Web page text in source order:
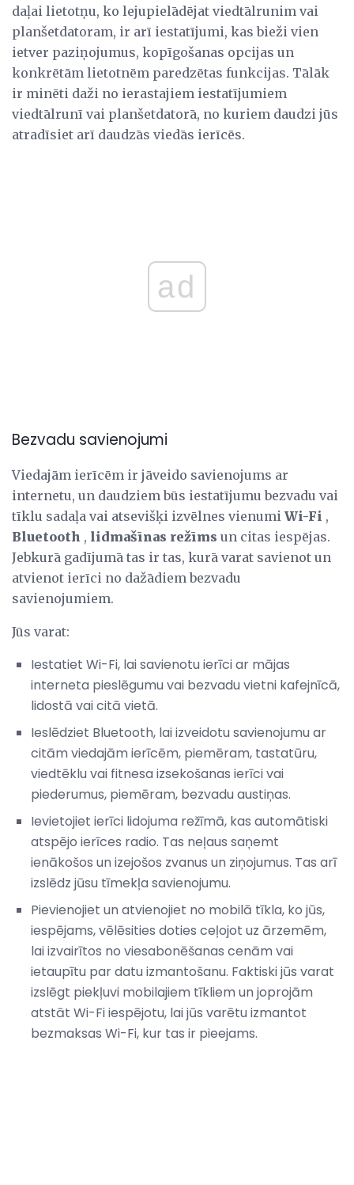
daļai lietotņu, ko lejupielādējat viedtālrunim vai
planšetdatoram, ir arī iestatījumi, kas bieži vien
ietver paziņojumus, kopīgošanas opcijas un
konkrētām lietotnēm paredzētas funkcijas. Tālāk
ir minēti daži no ierastajiem iestatījumiem
viedtālrunī vai planšetdatorā, no kuriem daudzi jūs
atradīsiet arī daudzās viedās ierīcēs.
ad
Bezvadu savienojumi
Viedajām ierīcēm ir jāveido savienojums ar
internetu, un daudziem būs iestatījumu bezvadu vai
tīklu sadaļa vai atsevišķi izvēlnes vienumi Wi-Fi ,
Bluetooth , lidmašīnas režīms un citas iespējas.
Jebkurā gadījumā tas ir tas, kurā varat savienot un
atvienot ierīci no dažādiem bezvadu
savienojumiem.
Jūs varat:
Iestatiet Wi-Fi, lai savienotu ierīci ar mājas
interneta pieslēgumu vai bezvadu vietni kafejnīcā,
lidostā vai citā vietā.
Ieslēdziet Bluetooth, lai izveidotu savienojumu ar
citām viedajām ierīcēm, piemēram, tastatūru,
viedtēklu vai fitnesa izsekošanas ierīci vai
piederumus, piemēram, bezvadu austiņas.
Ievietojiet ierīci lidojuma režīmā, kas automātiski
atspējo ierīces radio. Tas neļaus saņemt
ienākošos un izejošos zvanus un ziņojumus. Tas arī
izslēdz jūsu tīmekļa savienojumu.
Pievienojiet un atvienojiet no mobilā tīkla, ko jūs,
iespējams, vēlēsities doties ceļojot uz ārzemēm,
lai izvairītos no viesabonēšanas cenām vai
ietaupītu par datu izmantošanu. Faktiski jūs varat
izslēgt piekļuvi mobilajiem tīkliem un joprojām
atstāt Wi-Fi iespējotu, lai jūs varētu izmantot
bezmaksas Wi-Fi, kur tas ir pieejams.